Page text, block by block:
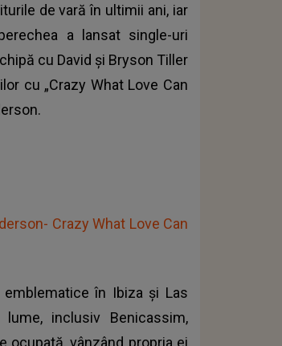
de vară în ultimii ani, iar
a lansat single-uri
cu David și Bryson Tiller
cu „Crazy What Love Can
Crazy What Love Can
în Ibiza și Las
inclusiv Benicassim,
ocupată, vânzând propria ei